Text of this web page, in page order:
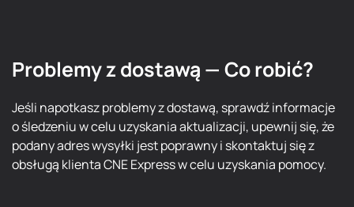
Problemy z dostawą — Co robić?
Jeśli napotkasz problemy z dostawą, sprawdź informacje
o śledzeniu w celu uzyskania aktualizacji, upewnij się, że
podany adres wysyłki jest poprawny i skontaktuj się z
obsługą klienta CNE Express w celu uzyskania pomocy.